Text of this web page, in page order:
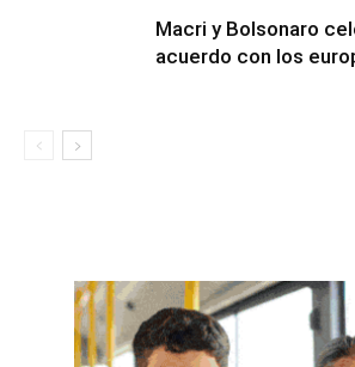
Macri y Bolsonaro
acuerdo con los